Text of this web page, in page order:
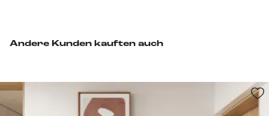
Andere Kunden kauften auch